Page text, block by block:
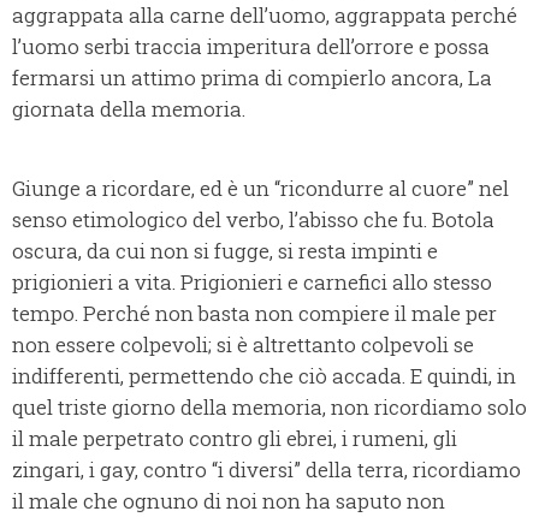
aggrappata alla carne dell’uomo, aggrappata perché
l’uomo serbi traccia imperitura dell’orrore e possa
fermarsi un attimo prima di compierlo ancora, La
giornata della memoria.
Giunge a ricordare, ed è un “ricondurre al cuore” nel
senso etimologico del verbo, l’abisso che fu. Botola
oscura, da cui non si fugge, si resta impinti e
prigionieri a vita. Prigionieri e carnefici allo stesso
tempo. Perché non basta non compiere il male per
non essere colpevoli; si è altrettanto colpevoli se
indifferenti, permettendo che ciò accada. E quindi, in
quel triste giorno della memoria, non ricordiamo solo
il male perpetrato contro gli ebrei, i rumeni, gli
zingari, i gay, contro “i diversi” della terra, ricordiamo
il male che ognuno di noi non ha saputo non